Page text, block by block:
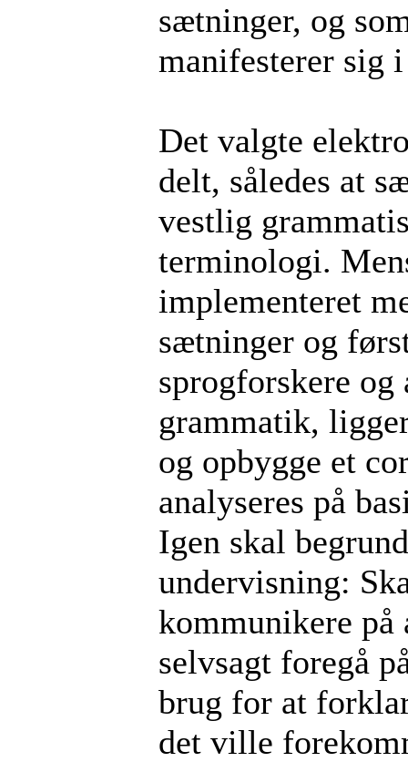
sætninger, og
manifesterer sig
Det valgte
delt, således at
vestlig
terminologi.
implementeret
sætninger og
sprogforskere og
grammatik,
og opbygge et
analyseres på
Igen skal
undervisning:
kommunikere på
selvsagt foregå
brug for at
det ville